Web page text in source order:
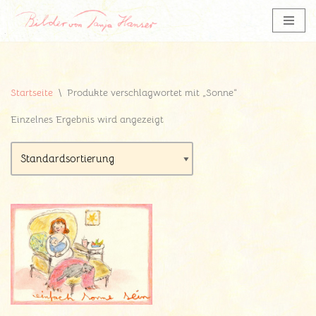
Startseite \ Produkte verschlagwortet mit „Sonne“
Einzelnes Ergebnis wird angezeigt